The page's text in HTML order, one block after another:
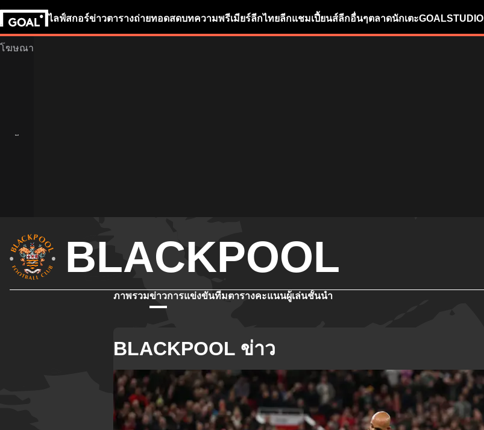
ไลฟ์สกอร์ข่าวตารางถ่ายทอดสดบทความพรีเมียร์ลีกไทยลีกแชมเปี้ยนส์ลีกอื่นๆตลาดนักเตะGOALSTUDIO
BLACKPOOL
ภาพรวมข่าวการแข่งขันทีมตารางคะแนนผู้เล่นชั้นนำ
BLACKPOOL ข่าว